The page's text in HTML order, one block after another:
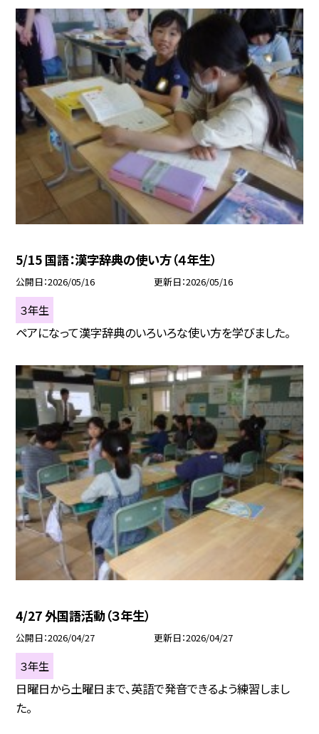
5/15 国語：漢字辞典の使い方（４年生）
公開日 2026/05/16 更新日 2026/05/16
３年生
ペアになって漢字辞典のいろいろな使い方を学びました。
4/27 外国語活動（３年生）
公開日 2026/04/27 更新日 2026/04/27
３年生
日曜日から土曜日まで、英語で発音できるよう練習しまし
た。